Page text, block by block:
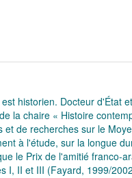
historien. Docteur d'État
la chaire « Histoire
de recherches sur le
à l'étude, sur la longue
le Prix de l'amitié franco-
I, II et III (Fayard, 1999/